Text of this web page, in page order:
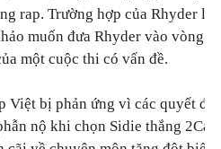
rap. Trường hợp của Rhyder là
muốn đưa Rhyder vào vòng
một cuộc thi có vấn đề.
Việt bị phản ứng vì các quyết
nộ khi chọn Sidie thắng